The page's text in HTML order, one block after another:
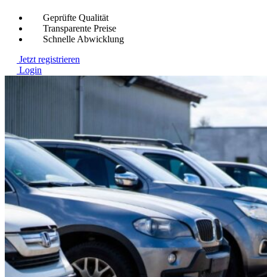
Geprüfte Qualität
Transparente Preise
Schnelle Abwicklung
Jetzt registrieren
Login